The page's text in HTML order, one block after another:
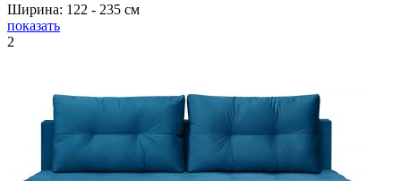
Ширина: 122 ‐ 235 см
показать
2